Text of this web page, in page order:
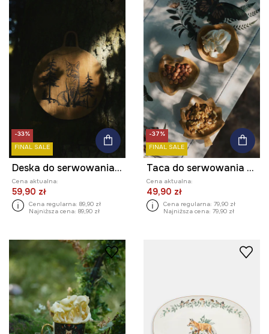
-33%
FINAL SALE
Deska do serwowania drewniana z grawerem
Cena aktualna:
59,90 zł
Cena regularna: 89,90 zł
Najniższa cena: 89,90 zł
-37%
FINAL SALE
Taca do serwowania drewniana (3-pack)
Cena aktualna:
49,90 zł
Cena regularna: 79,90 zł
Najniższa cena: 79,90 zł